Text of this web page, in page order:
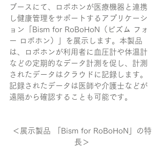
ブースにて、ロボホンが医療機器と連携
し健康管理をサポートするアプリケーシ
ョン「Bism for RoBoHoN（ビズム フォ
ー ロボホン）」を展示します。本製品
は、ロボホンが利用者に血圧計や体温計
などの定期的なデータ計測を促し、計測
されたデータはクラウドに記録します。
記録されたデータは医師や介護士などが
遠隔から確認することも可能です。
＜展示製品 「Bism for RoBoHoN」の特
長＞